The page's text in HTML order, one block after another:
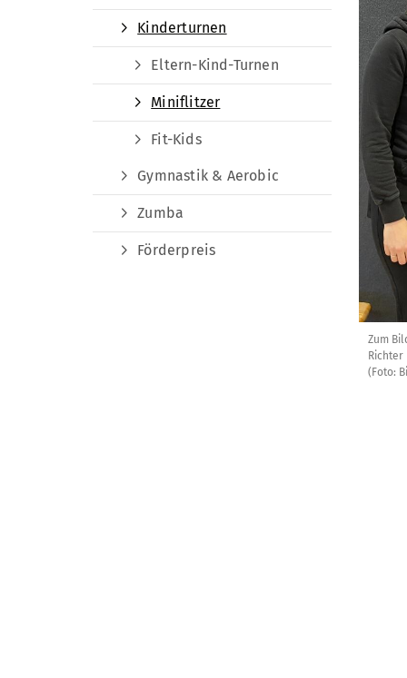
Zum
Richter
(Foto:
Kinderturnen
Eltern-Kind-Turnen
Miniflitzer
Fit-Kids
Gymnastik & Aerobic
Zumba
Förderpreis